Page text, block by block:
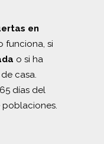
en
funciona, si
o si ha
casa.
días del
poblaciones.